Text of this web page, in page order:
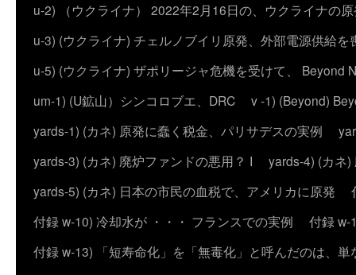
u-2) （ウクライナ） 2022年2月16日の、ウクライナの
u-3) (ウクライナ) チェルノブイリ原発、外部電源供給を
u-5) (ウクライナ) ザポリージャ危機を受けて、 Beyond
um-1) (U鉱山）シンコロブエ、DRC
v -1) (Beyond)
yards-1) (カネ) 原発に蠢く税金、パリサデスの実例
yards-3) (カネ) 廃炉ファンドの悪用？ I
yards-4) (カネ
yards-5) (カネ) 日本の市民の血税で、アメリカに原発
付録 w-10) 冷却水が ・・・ フランスでの実例
付録 w-
付録 w-13) 「短寿命化」を「無毒化」と呼んだのは、